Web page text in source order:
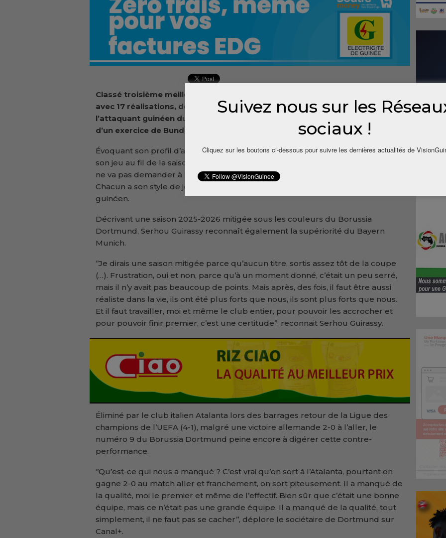
Classé troisième meilleur buteur du championnat allemand cette saison
avec 17 réalisations, derrière Harry Kane (38 buts) et Deniz Undav (19 buts),
l’attaquant guinéen du Borussia Dortmund, Serhou Guirassy, dresse le bilan
d’un exercice de Bundesliga aux résultats contrastés.
Évoquant son profil d’attaquant, le buteur guinéen explique avoir dû adapter
son jeu au fil de la saison. ‘’J’aime bien prendre les exemples sur les grands. On
ne va pas demander à Lewandowski de faire des courses comme Mbappé.
Chacun a son style de jeu. Et il a fallu s’adapter cette saison’’, affirme l’attaquant
guinéen.
Décrivant une saison 2025-2026 mitigée sous les couleurs du Borussia
Dortmund, Serhou Guirassy reconnaît également la supériorité du Bayern
Munich.
‘’Je dirais une saison mitigée parce qu’aucun titre, sortis assez tôt de la coupe
(…). Frustration, oui et non, parce qu’à un moment donné, c’était un peu serré,
mais il n’y avait pas beaucoup de points. Mais après, des fois, il faut être aussi
réaliste dans la vie, ils ont été plus forts que nous, ils sont plus forts que nous.
Et il faut travailler, moi et même le club entier, pour pouvoir les accrocher et
pour pouvoir finir premier, c’est une certitude’’, reconnait Serhou Guirassy.
Éliminé par le club italien Atalanta lors des barrages retour de la Ligue des
champions de l’UEFA (4-1), malgré une victoire allemande 2-0 à l’aller, le
numéro 9 du Borussia Dortmund peine encore à digérer cette contre-
performance.
‘’Qu’est-ce qui nous a manqué ? C’est vrai qu’on sort à l’Atalanta, pourtant on
gagne 2-0 au match aller et franchement, on sort piteusement. Il a manqué de
la qualité, moi le premier et même de l’effectif. Bien sûr que c’était une bonne
équipe, mais ce n’était pas une grande équipe. Il a manqué de la qualité, tout
simplement, il ne faut pas se cacher’’, déplore le sociétaire de Dortmund sur
Canal+.
Suivez nous sur les
sociaux !
Cliquez sur les boutons ci-dessous pour suivre les dernières actualités de